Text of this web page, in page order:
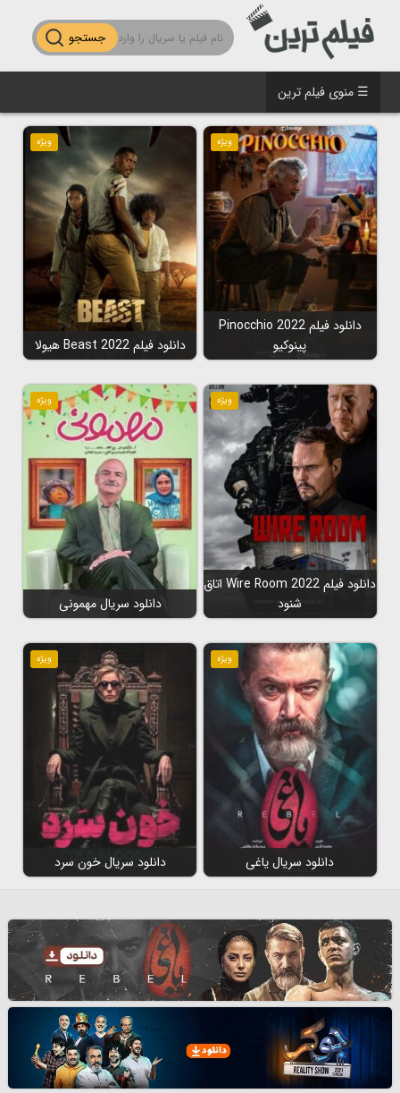
جستجو
☰ منوی فیلم ترین
ویژه
دانلود فیلم Pinocchio 2022
پینوکیو
ویژه
دانلود فیلم Beast 2022 هیولا
ویژه
دانلود فیلم Wire Room 2022 اتاق
شنود
ویژه
دانلود سریال مهمونی
ویژه
دانلود سریال یاغی
ویژه
دانلود سریال خون سرد